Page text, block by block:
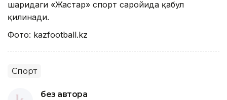
шаҳридаги «Жастар» спорт саройида қабул
қилинади.
Фото: kazfootball.kz
Спорт
без автора